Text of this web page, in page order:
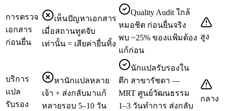
การตรวจ
เอกสาร
ก่อนยื่น
เห็นปัญหาเอกสาร
เมื่อสถานทูตจับ
เท่านั้น = เสียค่ายื่นทิ้ง
Quality Audit ใกล้
หมอชิต ก่อนยื่นจริง
พบ ~25% ของแฟ้มต้อง
แก้ก่อน
สูง
บริการ
แปล
รับรอง
หานักแปลหลาย
เจ้า + ส่งกลับมาแก้
หลายรอบ 5–10 วัน
นักแปลรับรองใน
ตึก สาขารัชดา —
MRT ศูนย์วัฒนธรรม
1–3 วันทำการ ส่งกลับ
กลาง